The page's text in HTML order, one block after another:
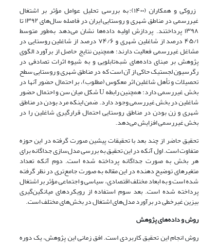
زروکی و همکاران (۱۴۰۰)؛ به بررسی تحلیل عوامل مؤثر بر اشتغال
غیررسمی در مناطق شهری و روستایی ایران در فاصله سال‌های ۱۳۹۲ تا
۱۳۹۸ پرداختند. پردازش اولیه داده‌ها نشان می‌دهد به‌طور متوسط
۴۵/۱ درصد از شاغلین شهری و ۷۴/۶ درصد از شاغلین روستایی در
مشاغل غیررسمی فعالیت دارند؛ همچنین نتایج حاصل از برآورد الگوی
پژوهش بر مبنای داده‌های شبه‌تابلویی و به شیوه اثرات تصادفی در
رگرسیون لجستیک حاکی از آن است که در مناطق شهری و روستایی سطح
تحصیلات و تأهل شاغلین اثر معکوس (مطلوب)، بر احتمال حضور آن‎ها در
بخش غیررسمی دارد؛ همچنین رابطه U شکل میان سن و احتمال حضور
شاغلین در بخش غیررسمی وجود دارد. ضمن اینکه مرد بودن در مناطق
شهری و زن بودن در مناطق روستایی احتمال قرارگیری شاغلین را در
بخش غیررسمی افزایش می‌دهد.
تحقیق حاضر از چند بعد با تحقیقات پیشین صورت گرفته در این حوزه
متفاوت است. اول آنکه در این تحقیق به بررسی مدل‌سازی جداگانه برای
هر بخش به صورت جداگانه پرداخته شده است. دوم آنکه تعداد
متغیرهای توضیح دهنده در این مقاله به صورت جامع‌تری در نظر گرفته
شده است و به ابعاد مختلف اقتصادی، سیاسی و اجتماعی مؤثر بر اشتغال
پرداخته شده است. بعد سوم استفاده از رویکردهای میانگین‌گیری
بیزین غیرخطی در برآورد مدل‌های اشتغال در بخش‌های مختلف است.
روش و داده‌های پژوهش
روش انجام این تحقیق کاربردی است. افق زمانی این پژوهش‌، یک دوره